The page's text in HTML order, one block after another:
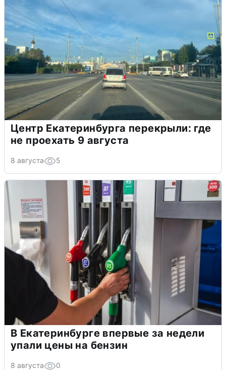
Центр Екатеринбурга перекрыли: где
не проехать 9 августа
8 августа 5
В Екатеринбурге впервые за недели
упали цены на бензин
8 августа 0